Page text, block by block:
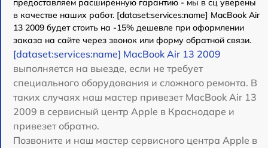
предоставляем расширенную гарантию - мы в сц уверены
в качестве наших работ. [dataset:services:name] MacBook Air
13 2009 будет стоить на -15% дешевле при оформлении
заказа на сайте через звонок или форму обратной связи.
[dataset:services:name] MacBook Air 13 2009
выполняется на выезде, если не требует
специального оборудования и сложного ремонта. В
таких случаях наш мастер привезет MacBook Air 13
2009 в сервисный центр Apple в Краснодаре и
привезет обратно.
Позвоните и наш мастер сервисного центра Apple в